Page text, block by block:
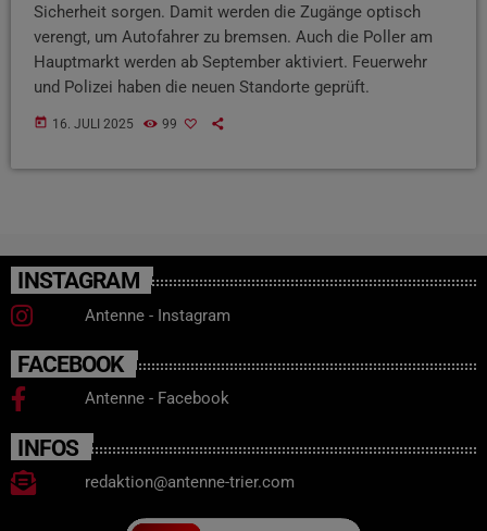
Sicherheit sorgen. Damit werden die Zugänge optisch
verengt, um Autofahrer zu bremsen. Auch die Poller am
Hauptmarkt werden ab September aktiviert. Feuerwehr
und Polizei haben die neuen Standorte geprüft.
today 16. JULI 2025 99
INSTAGRAM
Antenne - Instagram
FACEBOOK
Antenne - Facebook
INFOS
redaktion@antenne-trier.com